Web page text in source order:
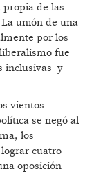
de las
unión de una
por los
fue
inclusivas y
vientos
se negó al
los
cuatro
oposición